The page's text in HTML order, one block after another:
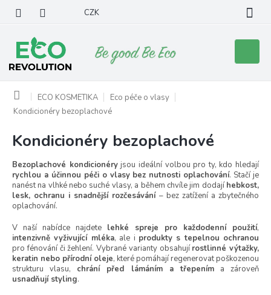
obsah
CZK
košík
Domů ECO KOSMETIKA
Eco péče o vlasy
Kondicionéry bezoplachové
Kondicionéry bezoplachové
Bezoplachové kondicionéryjsou ideální volbou pro ty, kdo hledají
rychlou a účinnou péči o vlasy bez nutnosti oplachování. Stačí je
nanést na vlhké nebo suché vlasy, a během chvíle jim dodají hebkost,
lesk, ochranu i snadnější rozčesávání– bez zatížení a zbytečného
oplachování.
V naší nabídce najdete lehké spreje pro každodenní použití,
intenzivně vyživující mléka, ale i produkty s tepelnou ochranou
pro fénování či žehlení. Vybrané varianty obsahují rostlinné výtažky,
keratin nebo přírodní oleje, které pomáhají regenerovat poškozenou
strukturu vlasu, chrání před lámáním a třepeníma zároveň
usnadňují styling.